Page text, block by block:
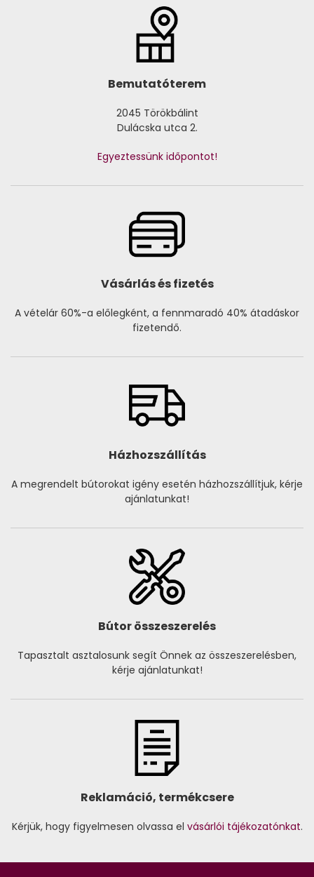
Bemutatóterem
2045 Törökbálint
Dulácska utca 2.
Egyeztessünk időpontot!
Vásárlás és fizetés
A vételár 60%-a előlegként, a fennmaradó 40% átadáskor
fizetendő.
Házhozszállítás
A megrendelt bútorokat igény esetén házhozszállítjuk, kérje
ajánlatunkat!
Bútor összeszerelés
Tapasztalt asztalosunk segít Önnek az összeszerelésben,
kérje ajánlatunkat!
Reklamáció, termékcsere
Kérjük, hogy figyelmesen olvassa el vásárlói tájékozatónkat.